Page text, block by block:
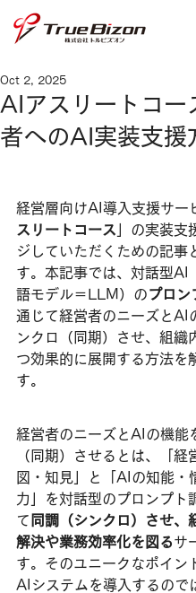
AIアスリートコー
者へのAI実装支援
Oct 2, 2025
経営層向けAI導入支援サー
スリートコース
」の実装支
ジしていただくための記事
す。本記事では、対話型AI
語モデル＝LLM）のプロン
通じて経営者のニーズとAI
ンクロ（同期）させ、組織
つ効果的に展開する方法を
す。
経営者のニーズとAIの機能
（同期）させるとは、「経
図・知見」と「AIの知能・
力」を対話型のプロンプト
て 同調（シンクロ）させ、
解決や業務効率化を図るサ
す。そのユニークなポイン
AIシステムを導入するので